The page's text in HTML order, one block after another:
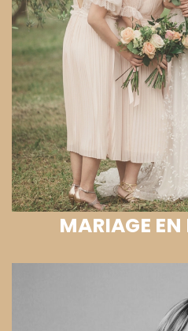
MARIAGE EN